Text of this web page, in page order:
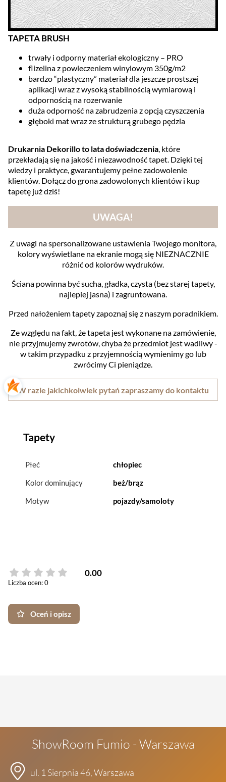
TAPETA BRUSH
trwały i odporny materiał ekologiczny – PRO
flizelina z powleczeniem winylowym 350g/m2
bardzo “plastyczny” materiał dla jeszcze prostszej
aplikacji wraz z wysoką stabilnością wymiarową i
odpornością na rozerwanie
duża odporność na zabrudzenia z opcją czyszczenia
głęboki mat wraz ze strukturą grubego pędzla
Drukarnia Dekorillo to lata doświadczenia, które
przekładają się na jakość i niezawodność tapet. Dzięki tej
wiedzy i praktyce, gwarantujemy pełne zadowolenie
klientów. Dołącz do grona zadowolonych klientów i kup
tapetę już dziś!
UWAGA!
Z uwagi na spersonalizowane ustawienia Twojego monitora,
kolory wyświetlane na ekranie mogą się NIEZNACZNIE
różnić od kolorów wydruków.
Ściana powinna być sucha, gładka, czysta (bez starej tapety,
najlepiej jasna) i zagruntowana.
Przed nałożeniem tapety zapoznaj się z naszym poradnikiem.
Ze względu na fakt, że tapeta jest wykonane na zamówienie,
nie przyjmujemy zwrotów, chyba że przedmiot jest wadliwy -
w takim przypadku z przyjemnością wymienimy go lub
zwrócimy Ci pieniądze.
W razie jakichkolwiek pytań zapraszamy do kontaktu
Tapety
Płeć chłopiec
Motyw pojazdy/samoloty
Kolor dominujący beż/brąz
0.00
Liczba ocen: 0
Oceń i opisz
ShowRoom Fumio - Warszawa
ul. 1 Sierpnia 46, Warszawa